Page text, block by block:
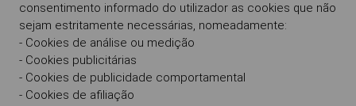
consentimento informado do utilizador as cookies que não
sejam estritamente necessárias, nomeadamente:
- Cookies de análise ou medição
- Cookies publicitárias
- Cookies de publicidade comportamental
- Cookies de afiliação